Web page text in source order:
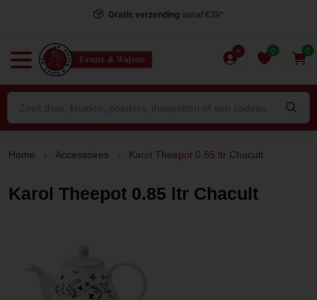
Gratis verzending vanaf €39*
0 0
Home Accessoires Karol Theepot 0.85 ltr Chacult
Karol Theepot 0.85 ltr Chacult